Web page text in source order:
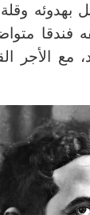
وقلة
مع الأجر